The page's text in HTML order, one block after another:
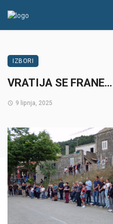
IZBORI
VRATIJA SE FRANE…
9 lipnja, 2025